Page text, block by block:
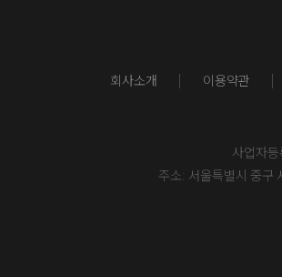
회사소개 이용약관
사업자
주소: 서울특별시 중구